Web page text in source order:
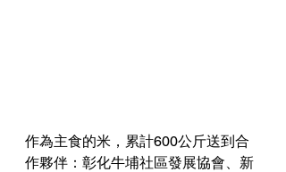
作為主食的米，累計600公斤送到合
作夥伴：彰化牛埔社區發展協會、新